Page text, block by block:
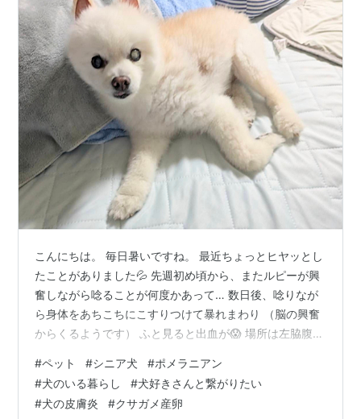
こんにちは。 毎日暑いですね。 最近ちょっとヒヤッとし
たことがありました💦 先週初め頃から、またルピーが興
奮しながら唸ることが何度かあって… 数日後、唸りなが
ら身体をあちこちにこすりつけて暴れまわり （脳の興奮
からくるようです） ふと見ると出血が😱 場所は左脇腹
れ？膨らみが気になってたところでした。 たまたま翌日
は定期診察だったので診ていただき 特に悪い物では無さ
そうなので、化膿止めの注射とゲンタシン軟膏で様子見
#ペット #シニア犬 #ポメラニアン
#犬のいる暮らし #犬好きさんと繋がりたい
#犬の皮膚炎 #クサガメ産卵